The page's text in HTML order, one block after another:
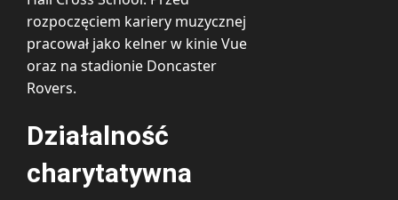
rozpoczęciem kariery muzycznej
pracował jako kelner w kinie Vue
oraz na stadionie Doncaster
Rovers.
Działalność
charytatywna